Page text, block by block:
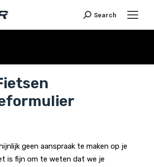
Search
geen aanspraak te maken op je
is fijn om te weten dat we je